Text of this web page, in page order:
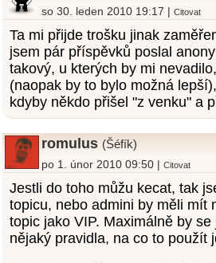
so 30. leden 2010 19:17 |Citovat
Ta mi přijde trošku jinak
jsem pár příspěvků poslal
takový, u kterých by mi
(naopak by to bylo možná
kdyby někdo přišel "z venku" a
romulus (Šéfík)
po 1. únor 2010 09:50 |Citovat
Jestli do toho můžu kecat, tak
topicu, nebo admini by měli mít
topic jako VIP. Maximálně by
nějaký pravidla, na co to použít